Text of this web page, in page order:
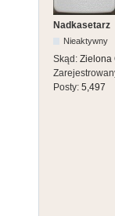
Nadkasetarz
Nieaktywny
Skąd: Zielona
Posty: 5,497